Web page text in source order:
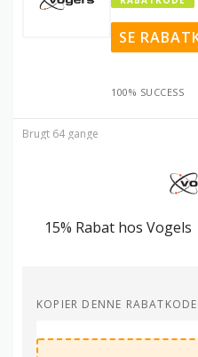
SE
100% SUCCESS
Brugt 64 gange
15% Rabat hos Vogels
KOPIER DENNE